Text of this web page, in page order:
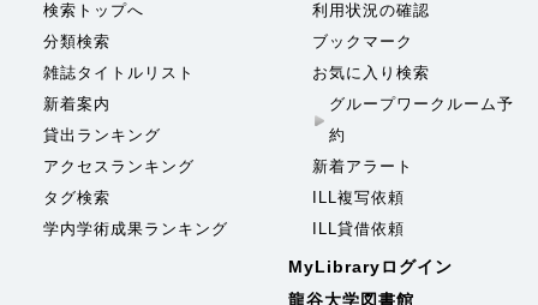
検索トップへ
分類検索
雑誌タイトルリスト
新着案内
貸出ランキング
アクセスランキング
タグ検索
学内学術成果ランキング
利用状況の確認
ブックマーク
お気に入り検索
グループワークルーム予
約
新着アラート
ILL複写依頼
ILL貸借依頼
MyLibraryログイン
龍谷大学図書館